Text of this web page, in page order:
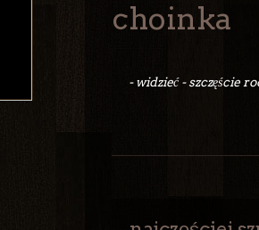
choinka
- widzieć - szczęście